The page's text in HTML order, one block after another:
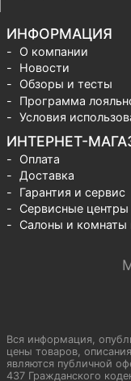
ИНФОРМАЦИЯ
О компании
Новости
Обзоры и тесты
Программа
Условия
ИНТЕРНЕТ-
Оплата
Доставка
Гарантия и сервис
Сервисные центры
Салоны и комнаты
Вся информация,
цены товаров,
являются публичной
437 Гражданского